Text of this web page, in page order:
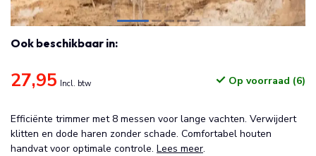
Ook beschikbaar in:
27,95 Incl. btw Op voorraad (6)
Efficiënte trimmer met 8 messen voor lange vachten. Verwijdert
klitten en dode haren zonder schade. Comfortabel houten
handvat voor optimale controle. Lees meer.